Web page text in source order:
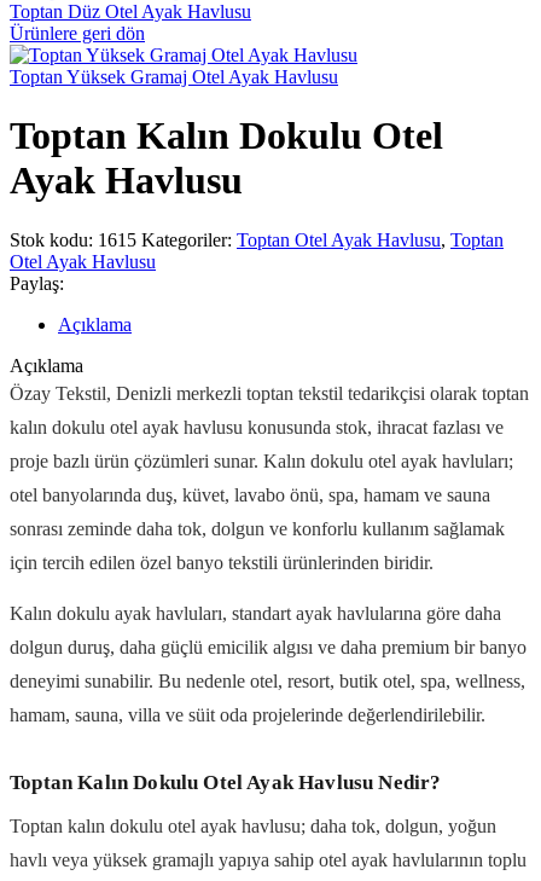
Toptan Düz Otel Ayak Havlusu
Ürünlere geri dön
Toptan Yüksek Gramaj Otel Ayak Havlusu
Toptan Kalın Dokulu Otel
Ayak Havlusu
Stok kodu: 1615 Kategoriler: Toptan Otel Ayak Havlusu, Toptan
Otel Ayak Havlusu
Paylaş:
Açıklama
Açıklama
Özay Tekstil, Denizli merkezli toptan tekstil tedarikçisi olarak toptan
kalın dokulu otel ayak havlusu konusunda stok, ihracat fazlası ve
proje bazlı ürün çözümleri sunar. Kalın dokulu otel ayak havluları;
otel banyolarında duş, küvet, lavabo önü, spa, hamam ve sauna
sonrası zeminde daha tok, dolgun ve konforlu kullanım sağlamak
için tercih edilen özel banyo tekstili ürünlerinden biridir.
Kalın dokulu ayak havluları, standart ayak havlularına göre daha
dolgun duruş, daha güçlü emicilik algısı ve daha premium bir banyo
deneyimi sunabilir. Bu nedenle otel, resort, butik otel, spa, wellness,
hamam, sauna, villa ve süit oda projelerinde değerlendirilebilir.
Toptan Kalın Dokulu Otel Ayak Havlusu Nedir?
Toptan kalın dokulu otel ayak havlusu; daha tok, dolgun, yoğun
havlı veya yüksek gramajlı yapıya sahip otel ayak havlularının toplu